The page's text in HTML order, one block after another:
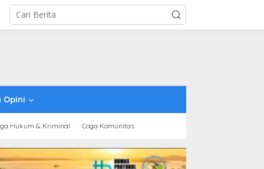
Opini
Hukum & Kriminal Coga Komunitas